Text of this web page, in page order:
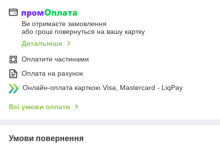
Ви отримаєте замовлення
або гроші повернуться на вашу картку
Детальніше
Оплатити частинами
Оплата на рахунок
Онлайн-оплата карткою Visa, Mastercard - LiqPay
Всі умови оплати
Умови повернення